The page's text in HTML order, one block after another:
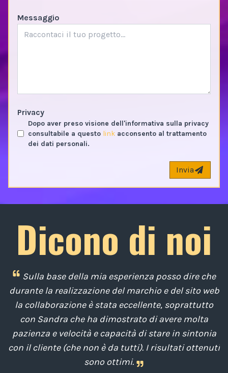
Messaggio
Privacy
Dopo aver preso visione dell'informativa sulla privacy
consultabile a questo link acconsento al trattamento
dei dati personali.
Invia
Dicono di noi
Sulla base della mia esperienza posso dire che
durante la realizzazione del marchio e del sito web
la collaborazione è stata eccellente, soprattutto
con Sandra che ha dimostrato di avere molta
pazienza e velocità e capacità di stare in sintonia
con il cliente (che non è da tutti). I risultati ottenuti
sono ottimi.